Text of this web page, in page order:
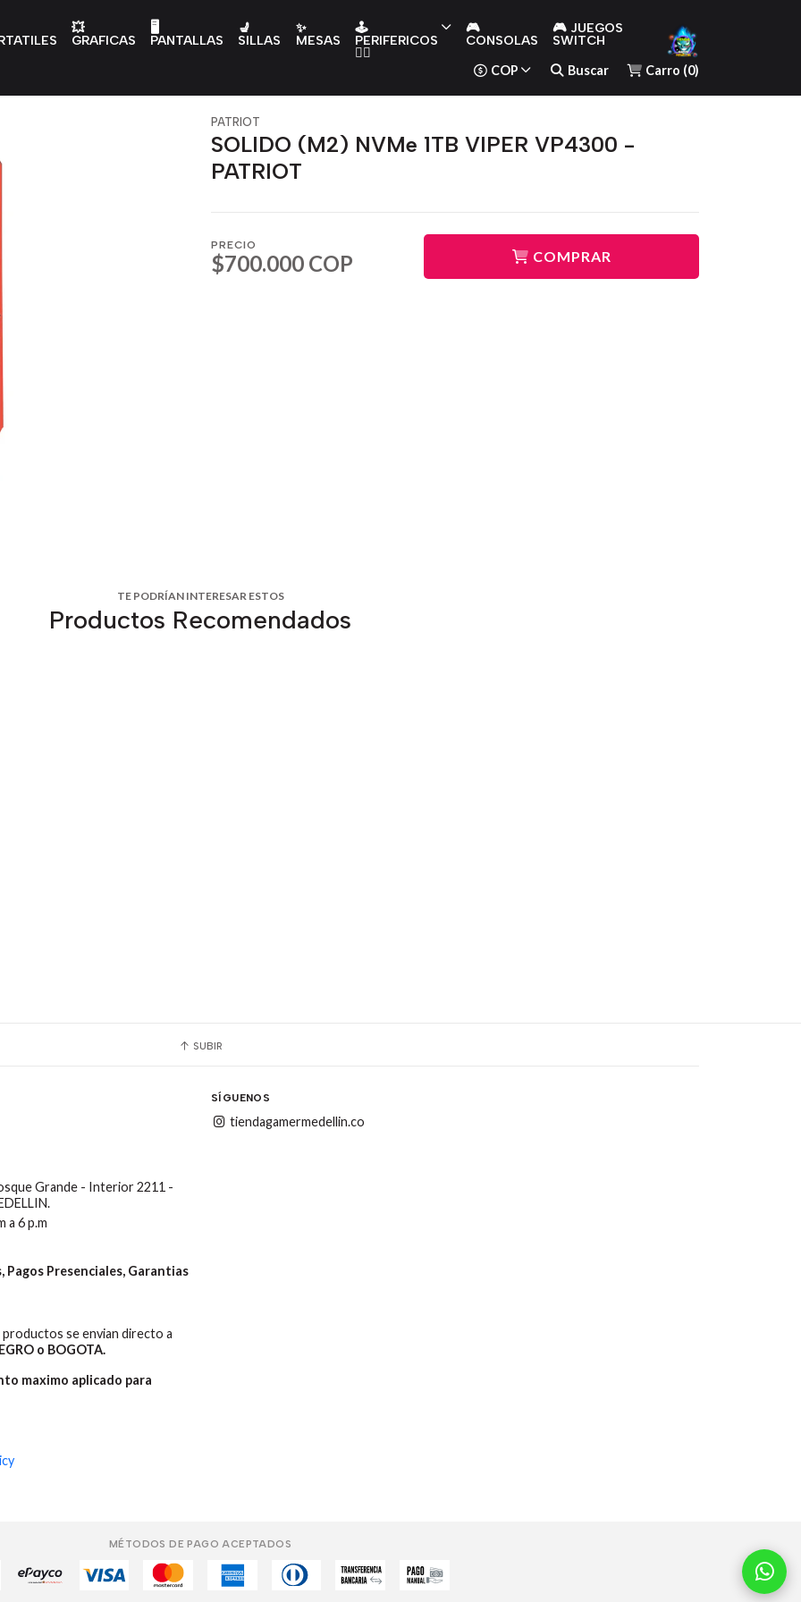
💥
GRAFICAS
🖥️
PANTALLAS
💺
SILLAS
✨
MESAS
🕹️
PERIFERICOS
👇🏻
🎮
CONSOLAS
🎮 JUEGOS
SWITCH
COP Buscar Carro (0)
PATRIOT
SOLIDO (M2) NVMe 1TB VIPER VP4300 -
PATRIOT
PRECIO
$700.000 COP COMPRAR
TE PODRÍAN INTERESAR ESTOS
Productos Recomendados
SUBIR
Grande - Interior 2211 -
a 6 p.m
Pagos Presenciales, Garantias
productos se envian directo a
o BOGOTA.
maximo aplicado para
SÍGUENOS
tiendagamermedellin.co
MÉTODOS DE PAGO ACEPTADOS